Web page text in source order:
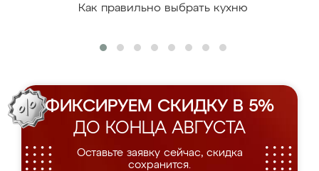
Как правильно выбрать кухню
ФИКСИРУЕМ СКИДКУ В 5%
ДО КОНЦА АВГУСТА
Оставьте заявку сейчас, скидка
сохранится.